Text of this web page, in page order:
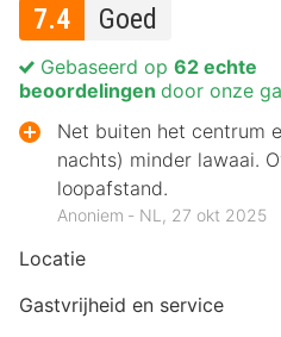
7.4 Goed
Locatie
Gastvrijheid en service
Gebaseerd op 62 echte
beoordelingen door onze
Net buiten het centrum
nachts) minder lawaai.
loopafstand.
Anoniem ‐ NL, 27 okt 2025